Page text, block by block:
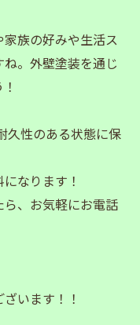
族の好みや生活ス
。外壁塗装を通じ
久性のある状態に保
なります！
、お気軽にお電話
います！！